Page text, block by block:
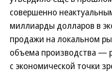
совершенно
миллиарды долларов в
продажи на локальном
объема производства —
с экономической точки